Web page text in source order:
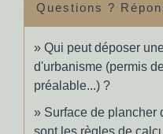
Questions ?
Qui peut déposer
d'urbanisme (permis
préalable...) ?
Surface de plancher